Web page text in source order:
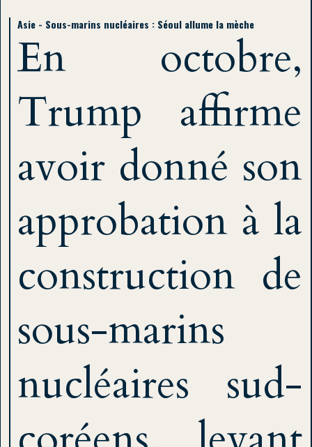
Asie - Sous-marins nucléaires : Séoul allume la mèche
En octobre,
Trump affirme
avoir donné son
approbation à la
construction de
sous-marins
nucléaires sud-